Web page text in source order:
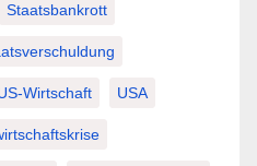
Staatsbankrott
Wirtschaft USA